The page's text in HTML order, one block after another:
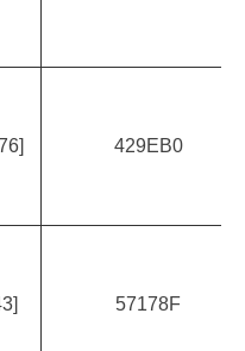
429EB0
57178F